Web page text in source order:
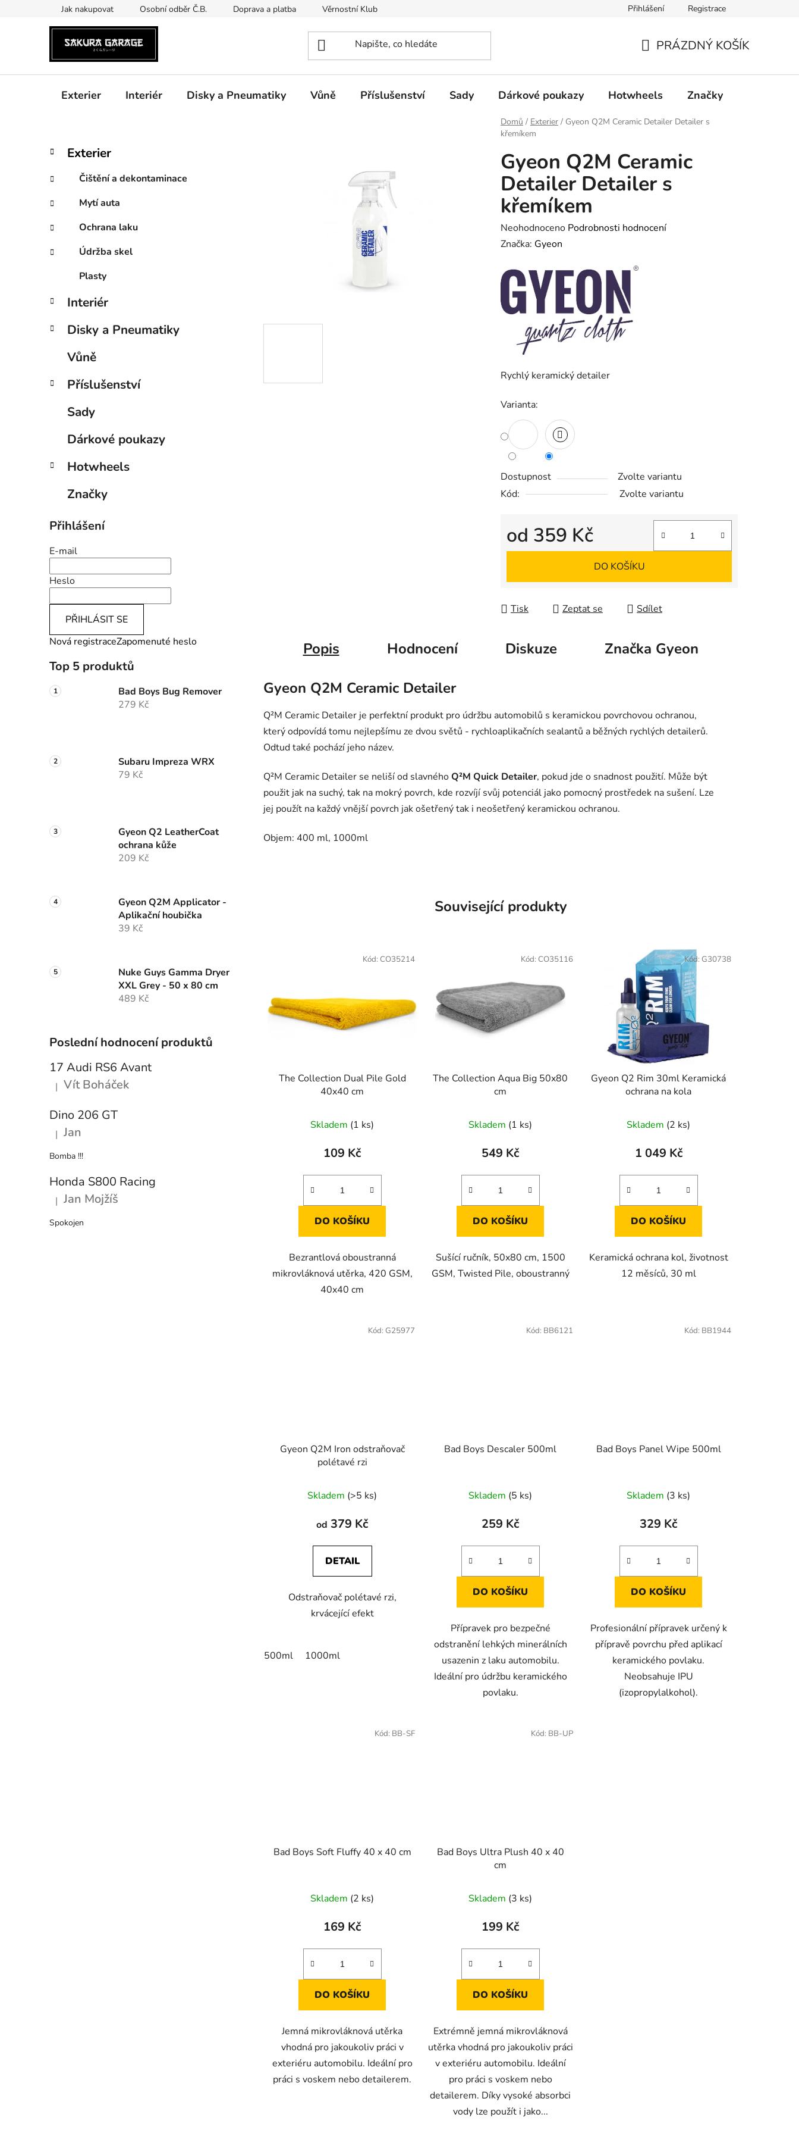
Jak nakupovat Osobní odběr Č.B. Doprava a platba Věrnostní Klub Obchodní podmínky Podmínky ochrany osobních údajů
Přihlášení Registrace
KOŠÍK
PRÁZDNÝ KOŠÍK
Exterier Interiér Disky a Pneumatiky Vůně Příslušenství Sady Dárkové poukazy Hotwheels Značky
Domů / Exterier / Gyeon Q2M Ceramic Detailer Detailer s
křemíkem
P
s
r
a
n
a
e
Přeskočit
kategorie
K
a
e
g
o
r
e
Exterier
Čištění a dekontaminace
Mytí auta
Ochrana laku
Údržba skel
Plasty
Interiér
Disky a Pneumatiky
Vůně
Příslušenství
Sady
Dárkové poukazy
Hotwheels
Značky
Přihlášení
E-mail
Heslo
PŘIHLÁSIT SE
Nová registraceZapomenuté heslo
Top 5 produktů
Bad Boys Bug Remover
279 Kč
Subaru Impreza WRX
79 Kč
Gyeon Q2 LeatherCoat
ochrana kůže
209 Kč
Gyeon Q2M Applicator -
Aplikační houbička
39 Kč
Nuke Guys Gamma Dryer
XXL Grey - 50 x 80 cm
489 Kč
Poslední hodnocení produktů
17 Audi RS6 Avant
Hodnocení produktu je 5 z 5 hvězdiček.
| Vít Boháček
Dino 206 GT
Hodnocení produktu je 5 z 5 hvězdiček.
| Jan
Bomba !!!
Honda S800 Racing
Hodnocení produktu je 5 z 5 hvězdiček.
| Jan Mojžíš
Spokojen
Gyeon Q2M Ceramic
Detailer Detailer s
křemíkem
Průměrné
hodnocení
je
0,0
z
hvězdiček.
Neohodnoceno Podrobnosti hodnocení
Značka: Gyeon
Rychlý keramický detailer
Varianta:
Dostupnost
Zvolte variantu
Kód:
Zvolte variantu
od 359 Kč
Měrná cena:
DO KOŠÍKU
Tisk Zeptat se Sdílet
Popis Hodnocení Diskuze Značka Gyeon
Gyeon Q2M Ceramic Detailer
Q²M Ceramic Detailer je perfektní produkt pro údržbu automobilů s keramickou povrchovou ochranou,
který odpovídá tomu nejlepšímu ze dvou světů - rychloaplikačních sealantů a běžných rychlých detailerů.
Odtud také pochází jeho název.
Q²M Ceramic Detailer se neliší od slavnéhoQ²M Quick Detailer, pokud jde o snadnost použití. Může být
použit jak na suchý, tak na mokrý povrch, kde rozvíjí svůj potenciál jako pomocný prostředek na sušení. Lze
jej použít na každý vnější povrch jak ošetřený tak i neošetřený keramickou ochranou.
Objem: 400 ml, 1000ml
Související produkty
The Collection Dual Pile Gold
40x40 cm
Skladem (1 ks)
109 Kč
DO KOŠÍKU
Bezrantlová oboustranná
mikrovláknová utěrka, 420 GSM,
40x40 cm
Kód: CO35214
The Collection Aqua Big 50x80
cm
Skladem (1 ks)
549 Kč
DO KOŠÍKU
Sušící ručník, 50x80 cm, 1500
GSM, Twisted Pile, oboustranný
Kód: CO35116
Gyeon Q2 Rim 30ml Keramická
ochrana na kola
Skladem (2 ks)
1 049 Kč
DO KOŠÍKU
Keramická ochrana kol, životnost
12 měsíců, 30 ml
Kód: G30738
Gyeon Q2M Iron odstraňovač
polétavé rzi
Skladem (>5 ks)
od 379 Kč
DETAIL
Odstraňovač polétavé rzi,
krvácející efekt
500ml 1000ml
Kód: G25977
Bad Boys Descaler 500ml
Skladem (5 ks)
259 Kč
DO KOŠÍKU
Přípravek pro bezpečné
odstranění lehkých minerálních
usazenin z laku automobilu.
Ideální pro údržbu keramického
povlaku.
Kód: BB6121
Bad Boys Panel Wipe 500ml
Skladem (3 ks)
329 Kč
DO KOŠÍKU
Profesionální přípravek určený k
přípravě povrchu před aplikací
keramického povlaku.
Neobsahuje IPU
(izopropylalkohol).
Kód: BB1944
Bad Boys Soft Fluffy 40 x 40 cm
Skladem (2 ks)
169 Kč
DO KOŠÍKU
Jemná mikrovláknová utěrka
vhodná pro jakoukoliv práci v
exteriéru automobilu. Ideální pro
práci s voskem nebo detailerem.
Kód: BB-SF
Bad Boys Ultra Plush 40 x 40
cm
Skladem (3 ks)
199 Kč
DO KOŠÍKU
Extrémně jemná mikrovláknová
utěrka vhodná pro jakoukoliv práci
v exteriéru automobilu. Ideální
pro práci s voskem nebo
detailerem. Díky vysoké absorbci
vody lze použít i jako...
Kód: BB-UP